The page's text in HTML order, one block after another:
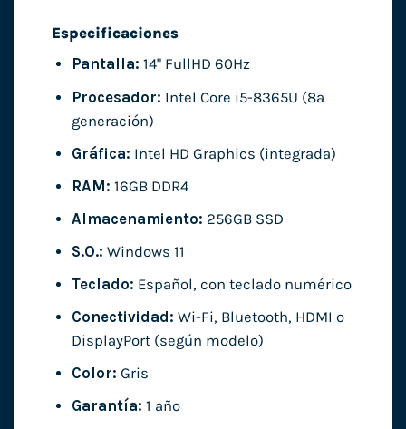
Especificaciones
Pantalla: 14" FullHD 60Hz
Procesador: Intel Core i5-8365U (8ª
generación)
Gráfica: Intel HD Graphics (integrada)
RAM: 16GB DDR4
Almacenamiento: 256GB SSD
S.O.: Windows 11
Teclado: Español, con teclado numérico
Conectividad: Wi-Fi, Bluetooth, HDMI o
DisplayPort (según modelo)
Color: Gris
Garantía: 1 año